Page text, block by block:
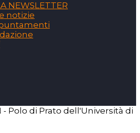
NEWSLETTER
notizie
Polo di Prato dell'Università di